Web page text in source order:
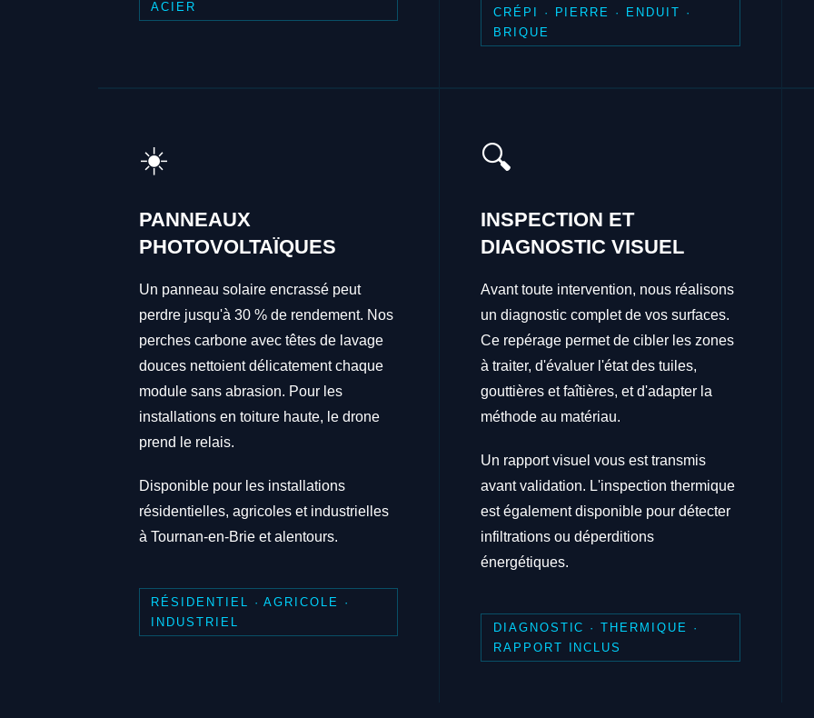
ACIER
CRÉPI · PIERRE · ENDUIT ·
BRIQUE
☀️
PANNEAUX
PHOTOVOLTAÏQUES
Un panneau solaire encrassé peut
perdre jusqu'à 30 % de rendement. Nos
perches carbone avec têtes de lavage
douces nettoient délicatement chaque
module sans abrasion. Pour les
installations en toiture haute, le drone
prend le relais.
Disponible pour les installations
résidentielles, agricoles et industrielles
à Tournan-en-Brie et alentours.
RÉSIDENTIEL · AGRICOLE ·
INDUSTRIEL
🔍
INSPECTION ET
DIAGNOSTIC VISUEL
Avant toute intervention, nous réalisons
un diagnostic complet de vos surfaces.
Ce repérage permet de cibler les zones
à traiter, d'évaluer l'état des tuiles,
gouttières et faîtières, et d'adapter la
méthode au matériau.
Un rapport visuel vous est transmis
avant validation. L'inspection thermique
est également disponible pour détecter
infiltrations ou déperditions
énergétiques.
DIAGNOSTIC · THERMIQUE ·
RAPPORT INCLUS